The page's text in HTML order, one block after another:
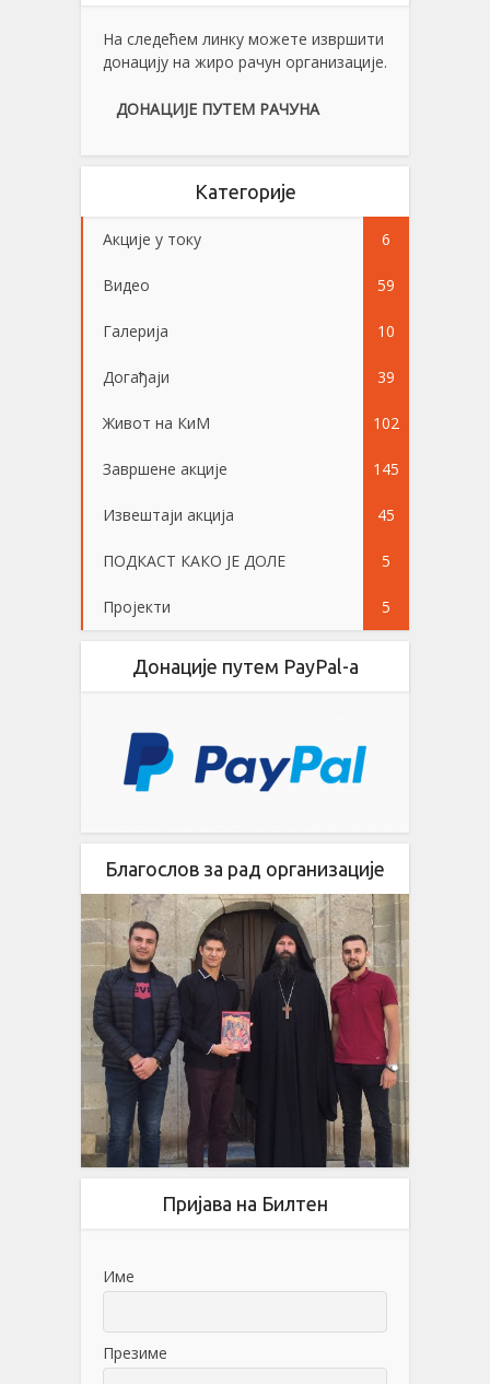
На следећем линку можете извршити
донацију на жиро рачун организације.
ДОНАЦИЈЕ ПУТЕМ РАЧУНА
Категорије
Акције у току 6
Видео 59
Галерија 10
Догађаји 39
Живот на КиМ 102
Завршене акције 145
Извештаји акција 45
ПОДКАСТ КАКО ЈЕ ДОЛЕ 5
Пројекти 5
Донације путем PayPal-a
Благослов за рад организације
Пријава на Билтен
Име
Презиме